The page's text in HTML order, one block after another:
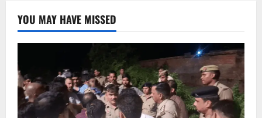
YOU MAY HAVE MISSED